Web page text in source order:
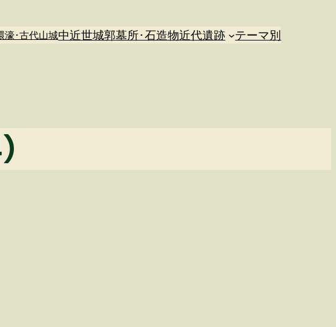
濠･古代山城中近世城郭墓所･石造物近代遺跡 テーマ別